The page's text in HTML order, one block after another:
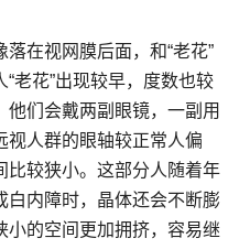
在视网膜后面，和“老花”
老花”出现较早，度数也较
们会戴两副眼镜，一副用
视人群的眼轴较正常人偏
比较狭小。这部分人随着年
白内障时，晶体还会不断膨
小的空间更加拥挤，容易继